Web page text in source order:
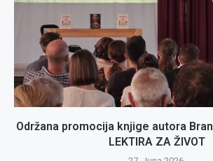
Održana promocija knjige autora
LEKTIRA ZA ŽIVOT